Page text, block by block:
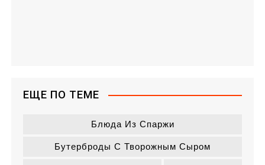
ЕЩЕ ПО ТЕМЕ
Блюда Из Спаржи
Бутерброды С Творожным Сыром